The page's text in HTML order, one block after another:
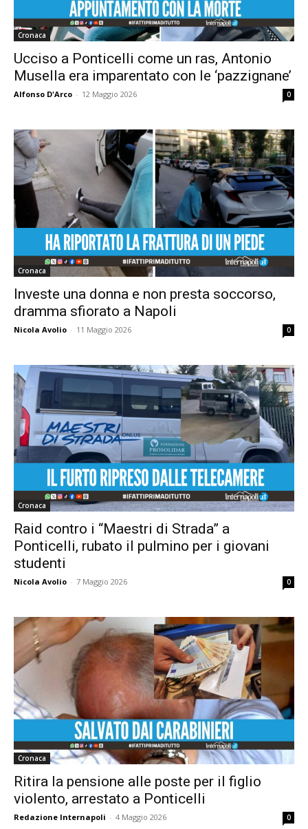
Cronaca
Ucciso a Ponticelli come un ras, Antonio
Musella era imparentato con le ‘pazzignane’
Alfonso D'Arco - 12 Maggio 2026 0
Cronaca
Investe una donna e non presta soccorso,
dramma sfiorato a Napoli
Nicola Avolio - 11 Maggio 2026 0
Cronaca
Raid contro i “Maestri di Strada” a
Ponticelli, rubato il pulmino per i giovani
studenti
Nicola Avolio - 7 Maggio 2026 0
Cronaca
Ritira la pensione alle poste per il figlio
violento, arrestato a Ponticelli
Redazione Internapoli - 4 Maggio 2026 0